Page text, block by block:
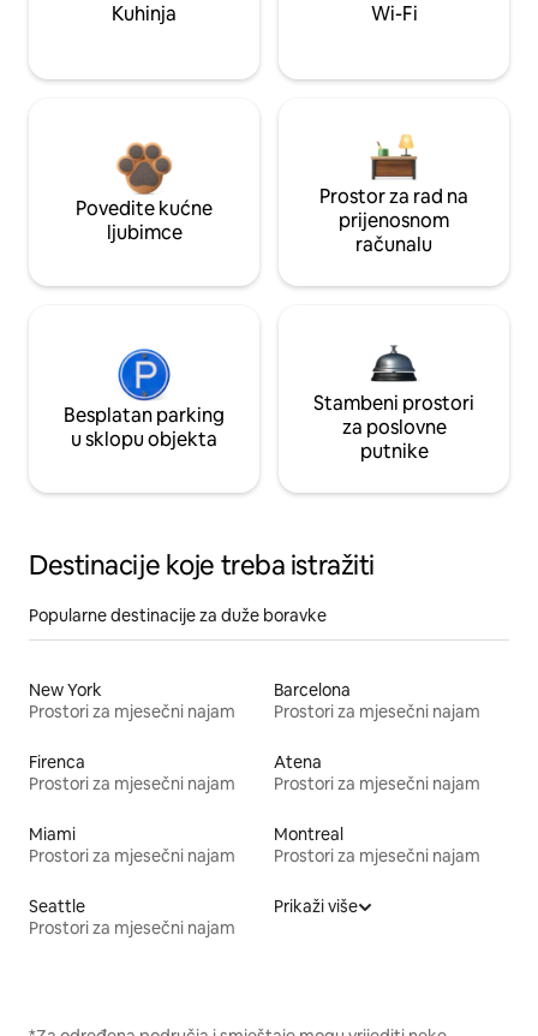
Kuhinja Wi-Fi
Povedite kućne
ljubimce
Prostor za rad na
prijenosnom
računalu
Besplatan parking
u sklopu objekta
Stambeni prostori
za poslovne
putnike
Destinacije koje treba istražiti
Popularne destinacije za duže boravke
New York
Prostori za mjesečni najam
Barcelona
Prostori za mjesečni najam
Firenca
Prostori za mjesečni najam
Atena
Prostori za mjesečni najam
Miami
Prostori za mjesečni najam
Montreal
Prostori za mjesečni najam
Seattle
Prostori za mjesečni najam
Prikaži više